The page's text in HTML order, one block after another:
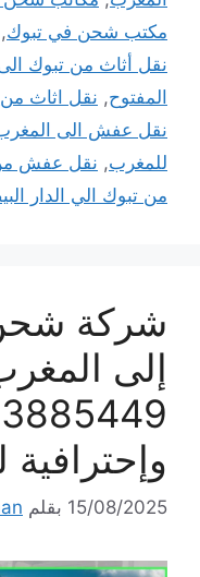
مكتب شحن في تبوك,
نقل أثاث من تبوك
المفتوح, نقل اثاث
نقل عفش الى
للمغرب, نقل عفش
من تبوك الي الدار
شركة
إلى
15/08/2025 بقلم